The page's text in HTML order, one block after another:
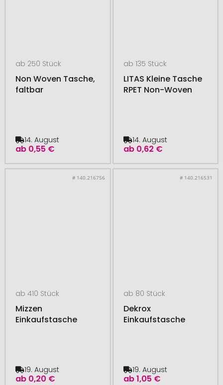
ab 250 Stück
Non Woven Tasche,
faltbar
ab 0,55 €
14. August
ab 135 Stück
LITAS Kleine Tasche
RPET Non-Woven
ab 0,62 €
14. August
# 140.216756
ab 410 Stück
Mizzen
Einkaufstasche
ab 0,20 €
19. August
# 140.216531
ab 80 Stück
Dekrox
Einkaufstasche
ab1,05 €
19. August